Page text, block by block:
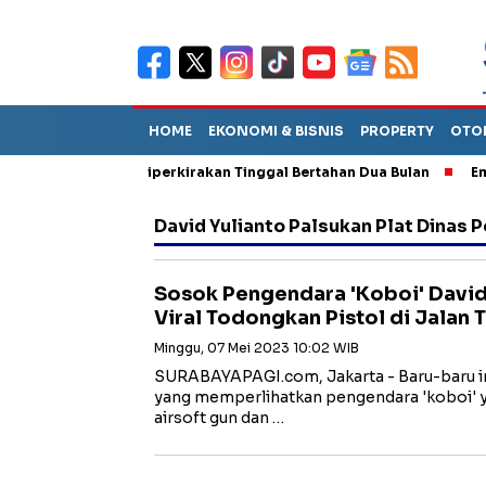
HOME EKONOMI & BISNIS PROPERTY
Sebut TPA Diperkirakan Tinggal Bertahan Dua Bulan Empat
David Yulianto Palsukan Plat Dinas
Sosok Pengendara 'Koboi'
Viral Todongkan Pistol di Jalan
Minggu, 07 Mei 2023 10:02 WIB
SURABAYAPAGI.com, Jakarta - Baru-baru
yang memperlihatkan pengendara 'koboi'
airsoft gun dan …